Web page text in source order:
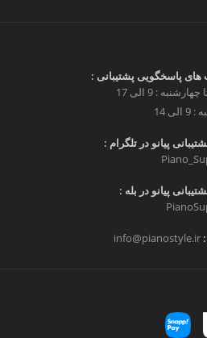
پاسخگویی پشتیبانی :
: 9 الی 17
14
پیانو در تلگرام :
پیانو در بله :
info@pianostyle.ir